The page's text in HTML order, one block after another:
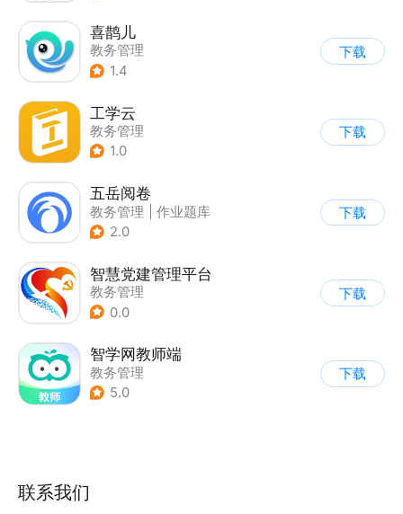
喜鹊儿
教务管理
1.4
下载
工学云
教务管理
1.0
下载
五岳阅卷
教务管理
作业题库
2.0
下载
智慧党建管理平台
教务管理
0.0
下载
智学网教师端
教务管理
5.0
下载
联系我们